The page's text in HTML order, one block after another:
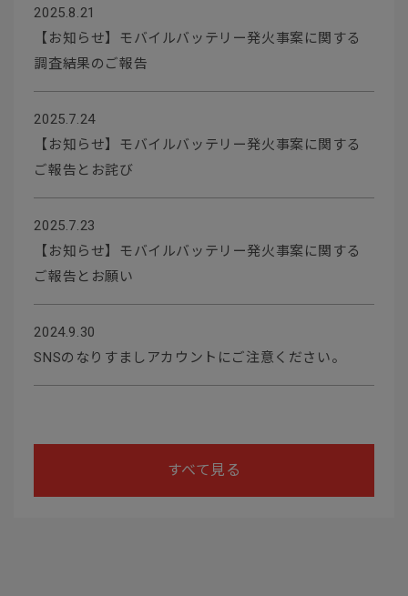
2025.8.21
【お知らせ】モバイルバッテリー発火事案に関する
調査結果のご報告
2025.7.24
【お知らせ】モバイルバッテリー発火事案に関する
ご報告とお詫び
2025.7.23
【お知らせ】モバイルバッテリー発火事案に関する
ご報告とお願い
2024.9.30
SNSのなりすましアカウントにご注意ください。
すべて見る